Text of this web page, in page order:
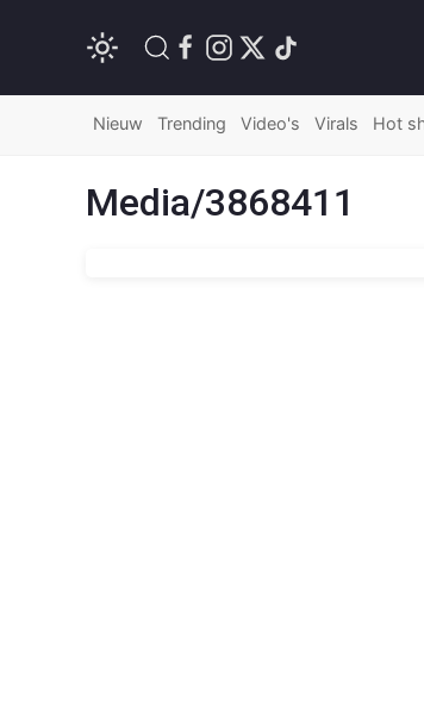
Nieuw Trending Video's Virals Hot
Media/3868411